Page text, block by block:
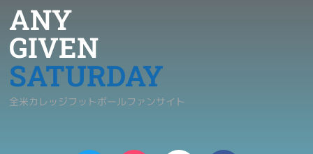
ANY
GIVEN
SATURDAY
全米カレッジフットボールファンサイト